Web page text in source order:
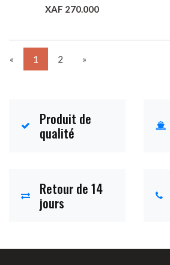
Ajouter au panier
XAF 270.000
« 1 2 »
Produit de
qualité
Retour de 14
jours